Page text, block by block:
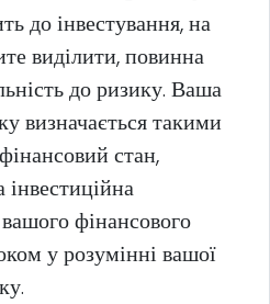
до інвестування, на
виділити, повинна
до ризику. Ваша
визначається такими
стан,
інвестиційна
фінансового
у розумінні вашої